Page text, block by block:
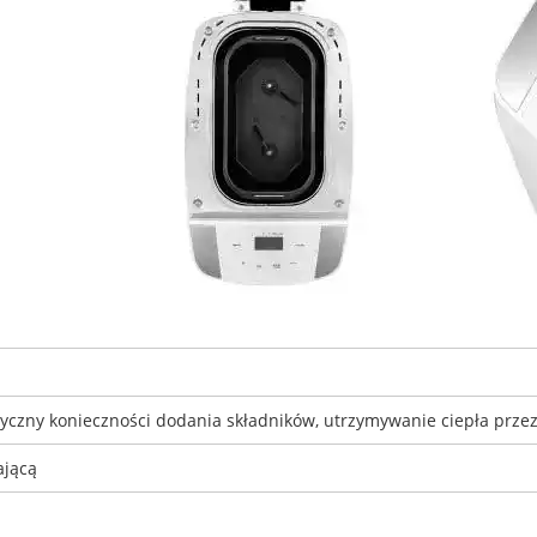
konieczności dodania składników, utrzymywanie ciepła